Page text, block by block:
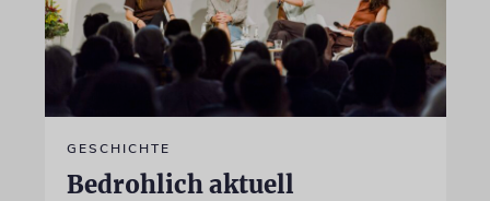
GESCHICHTE
Bedrohlich aktuell